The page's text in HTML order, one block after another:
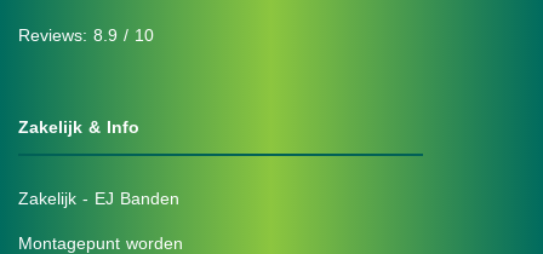
Reviews: 8.9 / 10
Zakelijk & Info
Zakelijk - EJ Banden
Montagepunt worden